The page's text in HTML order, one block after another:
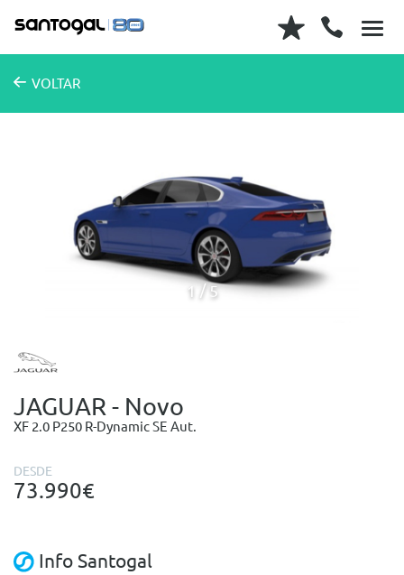
VOLTAR
1 5
JAGUAR - Novo
XF 2.0 P250 R-Dynamic SE Aut.
DESDE
73.990€
Info Santogal